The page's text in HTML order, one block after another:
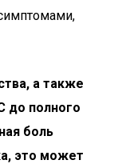
а также
до полного
боль
это может